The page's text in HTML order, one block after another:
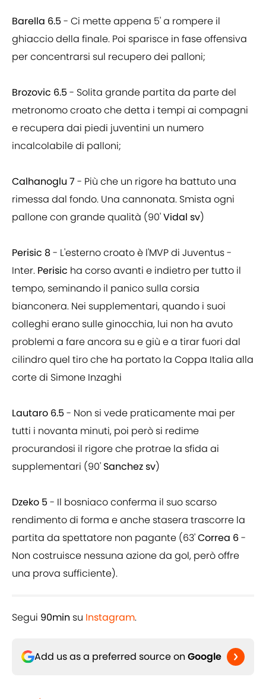
Barella 6.5 - Ci mette appena 5' a rompere il
ghiaccio della finale. Poi sparisce in fase offensiva
per concentrarsi sul recupero dei palloni;
Brozovic 6.5 - Solita grande partita da parte del
metronomo croato che detta i tempi ai compagni
e recupera dai piedi juventini un numero
incalcolabile di palloni;
Calhanoglu 7 - Più che un rigore ha battuto una
rimessa dal fondo. Una cannonata. Smista ogni
pallone con grande qualità (90'Vidal sv)
Perisic 8 - L'esterno croato è l'MVP di Juventus -
Inter. Perisic ha corso avanti e indietro per tutto il
tempo, seminando il panico sulla corsia
bianconera. Nei supplementari, quando i suoi
colleghi erano sulle ginocchia, lui non ha avuto
problemi a fare ancora su e giù e a tirar fuori dal
cilindro quel tiro che ha portato la Coppa Italia alla
corte di Simone Inzaghi
Lautaro 6.5 - Non si vede praticamente mai per
tutti i novanta minuti, poi però si redime
procurandosi il rigore che protrae la sfida ai
supplementari (90' Sanchez sv)
Dzeko 5 - Il bosniaco conferma il suo scarso
rendimento di forma e anche stasera trascorre la
partita da spettatore non pagante (63'Correa 6-
Non costruisce nessuna azione da gol, però offre
una prova sufficiente).
Segui 90min su Instagram.
Add us as a preferred source on Google